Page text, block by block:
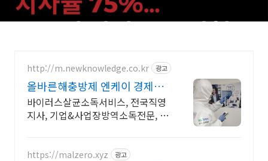
http://m.newknowledge.co.kr 광고
올바른해충방제 엔케이 경제적
인 살균소독
바이러스살균소독서비스, 전국직영
지사, 기업&사업장방역소독전문, 방
https://malzero.xyz 광고